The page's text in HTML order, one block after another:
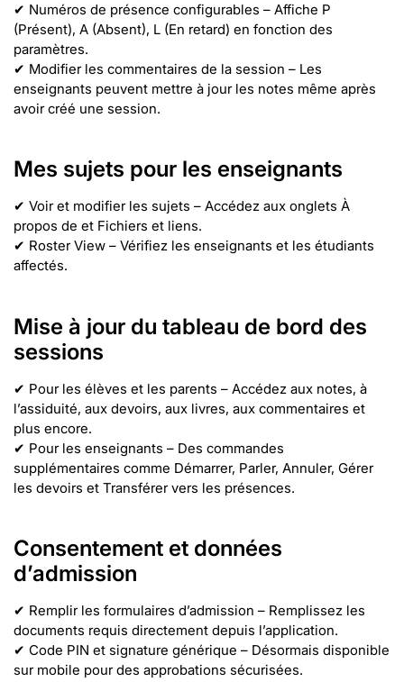
✔ Numéros de présence configurables – Affiche P
(Présent), A (Absent), L (En retard) en fonction des
paramètres.
✔ Modifier les commentaires de la session – Les
enseignants peuvent mettre à jour les notes même après
avoir créé une session.
Mes sujets pour les enseignants
✔ Voir et modifier les sujets – Accédez aux onglets À
propos de et Fichiers et liens.
✔ Roster View – Vérifiez les enseignants et les étudiants
affectés.
Mise à jour du tableau de bord des
sessions
✔ Pour les élèves et les parents – Accédez aux notes, à
l’assiduité, aux devoirs, aux livres, aux commentaires et
plus encore.
✔ Pour les enseignants – Des commandes
supplémentaires comme Démarrer, Parler, Annuler, Gérer
les devoirs et Transférer vers les présences.
Consentement et données
d’admission
✔ Remplir les formulaires d’admission – Remplissez les
documents requis directement depuis l’application.
✔ Code PIN et signature générique – Désormais disponible
sur mobile pour des approbations sécurisées.